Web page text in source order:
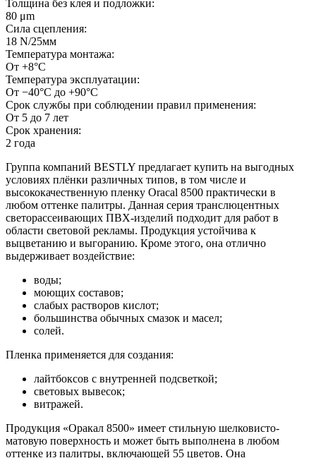
Толщина без клея и подложки:
80 μm
Сила сцепления:
18 N/25мм
Температура монтажа:
От +8°С
Температура эксплуатации:
От −40°С до +90°С
Срок службы при соблюдении правил применения:
От 5 до 7 лет
Срок хранения:
2 года
Группа компаний BESTLY предлагает купить на выгодных
условиях плёнки различных типов, в том числе и
высококачественную пленку Oracal 8500 практически в
любом оттенке палитры. Данная серия транслюцентных
светорассеивающих ПВХ-изделий подходит для работ в
области световой рекламы. Продукция устойчива к
выцветанию и выгоранию. Кроме этого, она отлично
выдерживает воздействие:
воды;
моющих составов;
слабых растворов кислот;
большинства обычных смазок и масел;
солей.
Пленка применяется для создания:
лайтбоксов с внутренней подсветкой;
световых вывесок;
витражей.
Продукция «Оракал 8500» имеет стильную шелковисто-
матовую поверхность и может быть выполнена в любом
оттенке из палитры, включающей 55 цветов. Она